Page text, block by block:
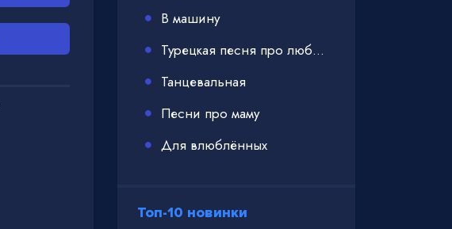
В машину
Турецкая песня про любовь
Танцевальная
Песни про маму
Для влюблённых
Топ-10 новинки